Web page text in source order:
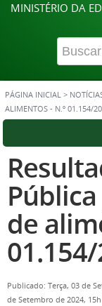
MINISTÉRIO DA
PÁGINA INICIAL >
ALIMENTOS - N.º 01.154/
de
Publicado: Terça, 03 de
de Setembro de 2024,